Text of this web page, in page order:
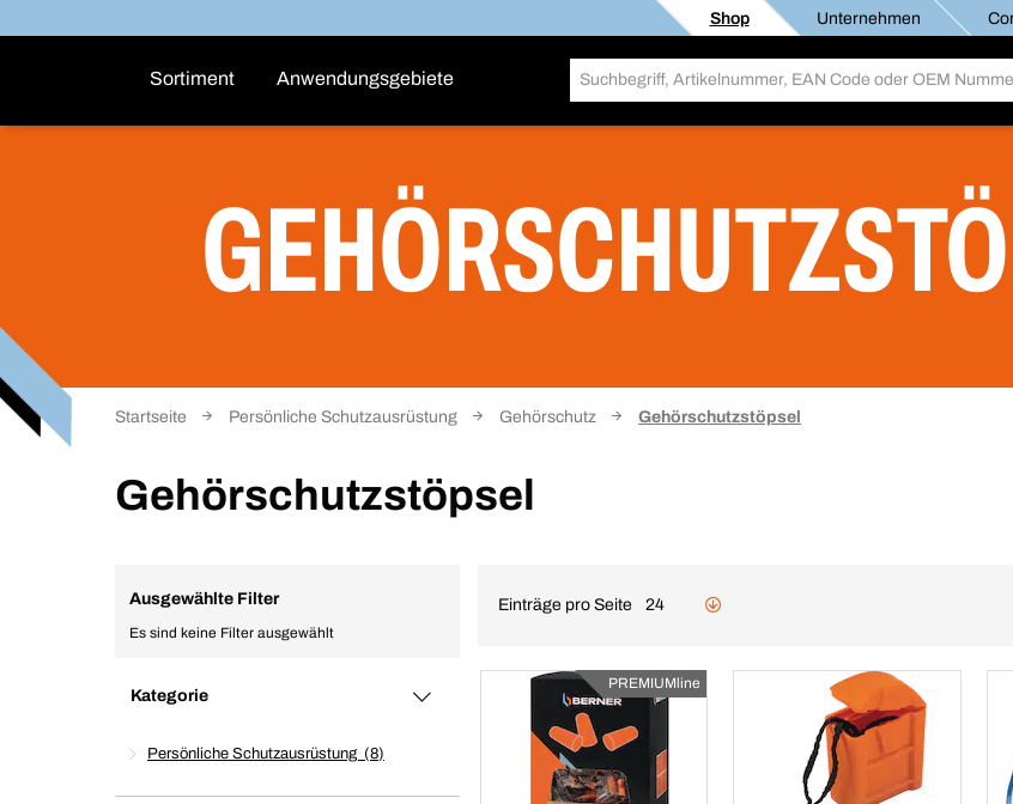
Shop Unternehmen
Sortiment Anwendungsgebiete
Startseite Persönliche Schutzausrüstung Gehörschutz Gehörschutzstöpsel
Gehörschutzstöpsel
Ausgewählte Filter
Es sind keine Filter ausgewählt
Kategorie
Persönliche Schutzausrüstung 8
Einträge pro Seite 24
PREMIUMline